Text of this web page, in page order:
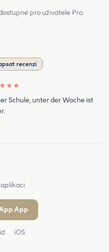
pro uživatele Pro.
recenzi
★ ★ ★
Schule, unter der Woche ist
App
iOS